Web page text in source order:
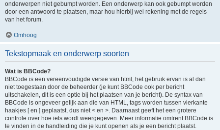
onderwerpen niet gebumpt worden. Een onderwerp kan ook gebumpt worden
door een antwoord te plaatsen, maar hou hierbij wel rekening met de regels
van het forum.
Omhoog
Tekstopmaak en onderwerp soorten
Wat is BBCode?
BBCode is een vereenvoudigde versie van html, het gebruik ervan is al dan
niet toegestaan door de beheerder (je kunt BBCode ook per bericht
uitschakelen, dit is een optie bij het plaatsen van je bericht). De syntax van
BBCode is ongeveer gelijk aan die van HTML, tags worden tussen vierkante
haakjes [ en ] geplaatst, dus niet < en >. Daarnaast geeft het een grotere
controle over hoe iets wordt weergegeven. Meer informatie omtrent BBCode is
te vinden in de handleiding die je kunt openen als je een bericht plaatst.